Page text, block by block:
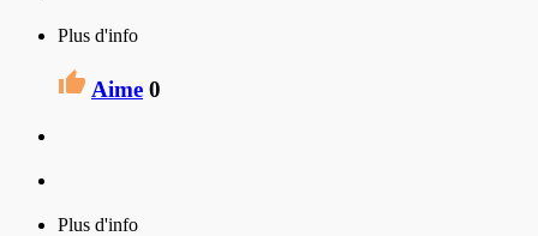
Plus d'info
Aime 0
Plus d'info